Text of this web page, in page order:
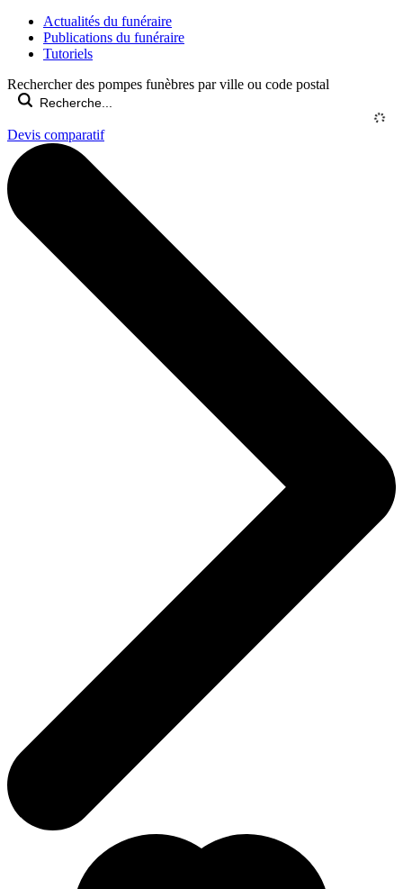
Actualités du funéraire
Publications du funéraire
Tutoriels
Rechercher des pompes funèbres par ville ou code postal
Devis comparatif